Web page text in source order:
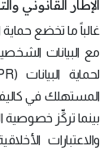
الإطار القانوني
غالباً ما تخضع حماية
مع البيانات
بينما تركِّز خصوصية
والاعتبارات